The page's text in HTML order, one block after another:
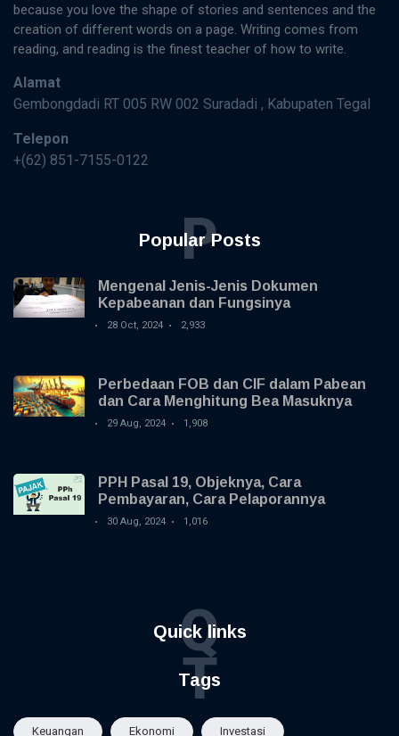
because you love the shape of stories and sentences and the
creation of different words on a page. Writing comes from
reading, and reading is the finest teacher of how to write.
Alamat
Gembongdadi RT 005 RW 002 Suradadi , Kabupaten Tegal
Telepon
+(62) 851-7155-0122
Popular Posts
P
Mengenal Jenis-Jenis Dokumen
Kepabeanan dan Fungsinya
28 Oct, 2024 2,933
Perbedaan FOB dan CIF dalam Pabean
dan Cara Menghitung Bea Masuknya
29 Aug, 2024 1,908
PPH Pasal 19, Objeknya, Cara
Pembayaran, Cara Pelaporannya
30 Aug, 2024 1,016
Quick links
Q
Tags
T
Keuangan Ekonomi Investasi